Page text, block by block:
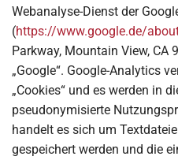
Webanalyse-Dienst der
(https://www.google.de/
Parkway, Mountain View, CA
„Google“. Google-Analytics
„Cookies“ und es werden in
pseudonymisierte
handelt es sich um
gespeichert werden und die